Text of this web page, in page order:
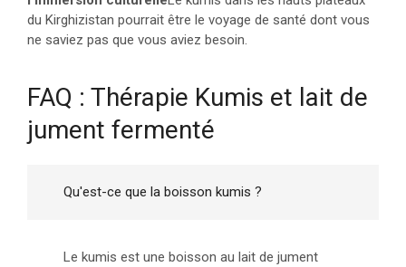
du Kirghizistan pourrait être le voyage de santé dont vous
ne saviez pas que vous aviez besoin.
FAQ : Thérapie Kumis et lait de
jument fermenté
Qu'est-ce que la boisson kumis ?
Le kumis est une boisson au lait de jument